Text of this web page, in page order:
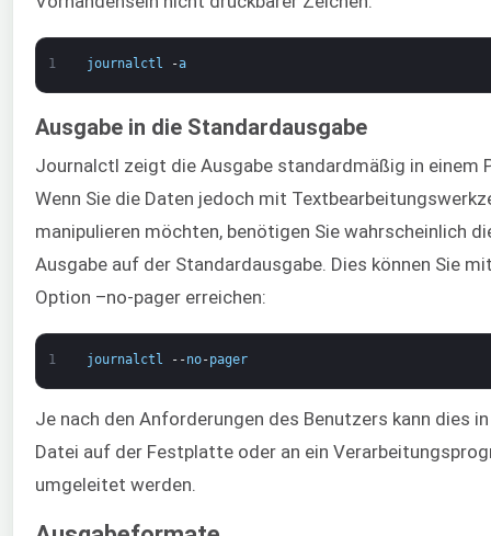
1 journalctl -a
Ausgabe in die Standardausgabe
Journalctl zeigt die Ausgabe standardmäßig in einem
Wenn Sie die Daten jedoch mit
manipulieren möchten, benötigen Sie wahrscheinlich
Ausgabe auf der Standardausgabe. Dies können Sie
Option –no-pager erreichen:
1 journalctl --no-pager
Je nach den Anforderungen des Benutzers kann dies
Datei auf der Festplatte oder an ein
umgeleitet werden.